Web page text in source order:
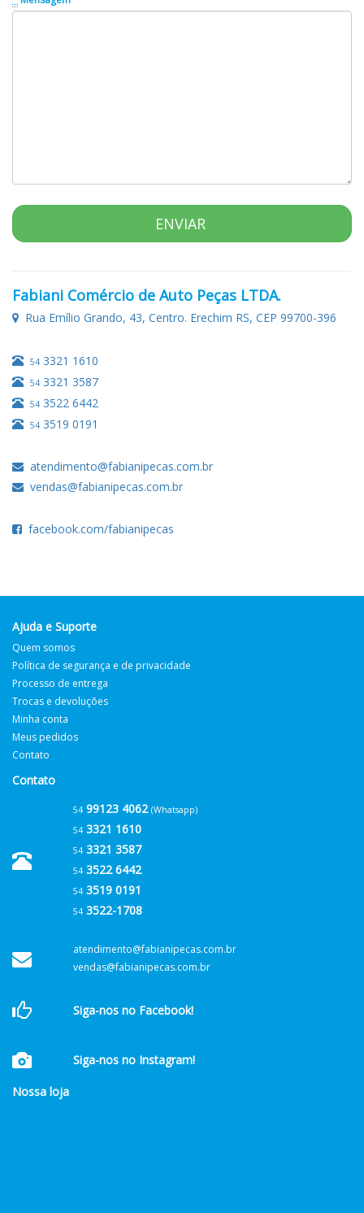
ENVIAR
Fabiani Comércio de Auto Peças LTDA.
Rua Emílio Grando, 43, Centro. Erechim RS, CEP 99700-396
54 3321 1610
54 3321 3587
54 3522 6442
54 3519 0191
atendimento@fabianipecas.com.br
vendas@fabianipecas.com.br
facebook.com/fabianipecas
Ajuda e Suporte
Quem somos
Política de segurança e de privacidade
Processo de entrega
Trocas e devoluções
Minha conta
Meus pedidos
Contato
Contato
5499123 4062 (Whatsapp)
543321 1610
543321 3587
543522 6442
543519 0191
543522-1708
atendimento@fabianipecas.com.br
vendas@fabianipecas.com.br
Siga-nos no Facebook!
Siga-nos no Instagram!
Nossa loja